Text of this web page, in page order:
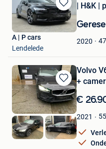
Bewaren
in
Mijn
Favorieten
| H&K |
2020
A | P cars
Lendelede
Bewaren
in
Mijn
Favorieten
Volvo
+
€
2021